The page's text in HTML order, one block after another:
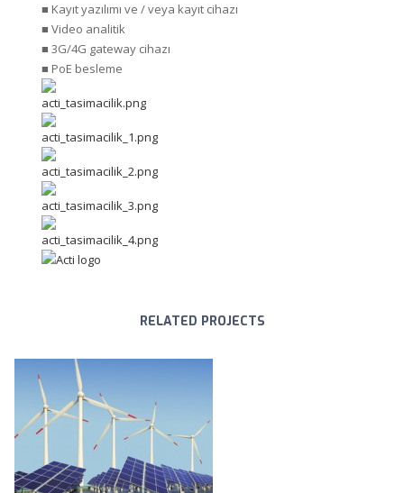
■ Kayıt yazılımı ve / veya kayıt cihazı
■ Video analitik
■ 3G/4G gateway cihazı
■ PoE besleme
RELATED PROJECTS